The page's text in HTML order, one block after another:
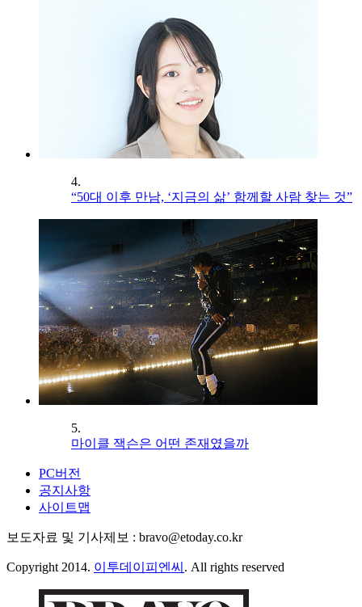
4.
“50대 이후 만남, ‘지금의 삶’ 함께할 사람 찾는 것”
5.
마이클 잭슨은 어떤 존재였을까
PC버전
공지사항
사이트맵
보도자료 및 기사제보 : bravo@etoday.co.kr
Copyright 2014. 이투데이피엔씨 . All rights reserved